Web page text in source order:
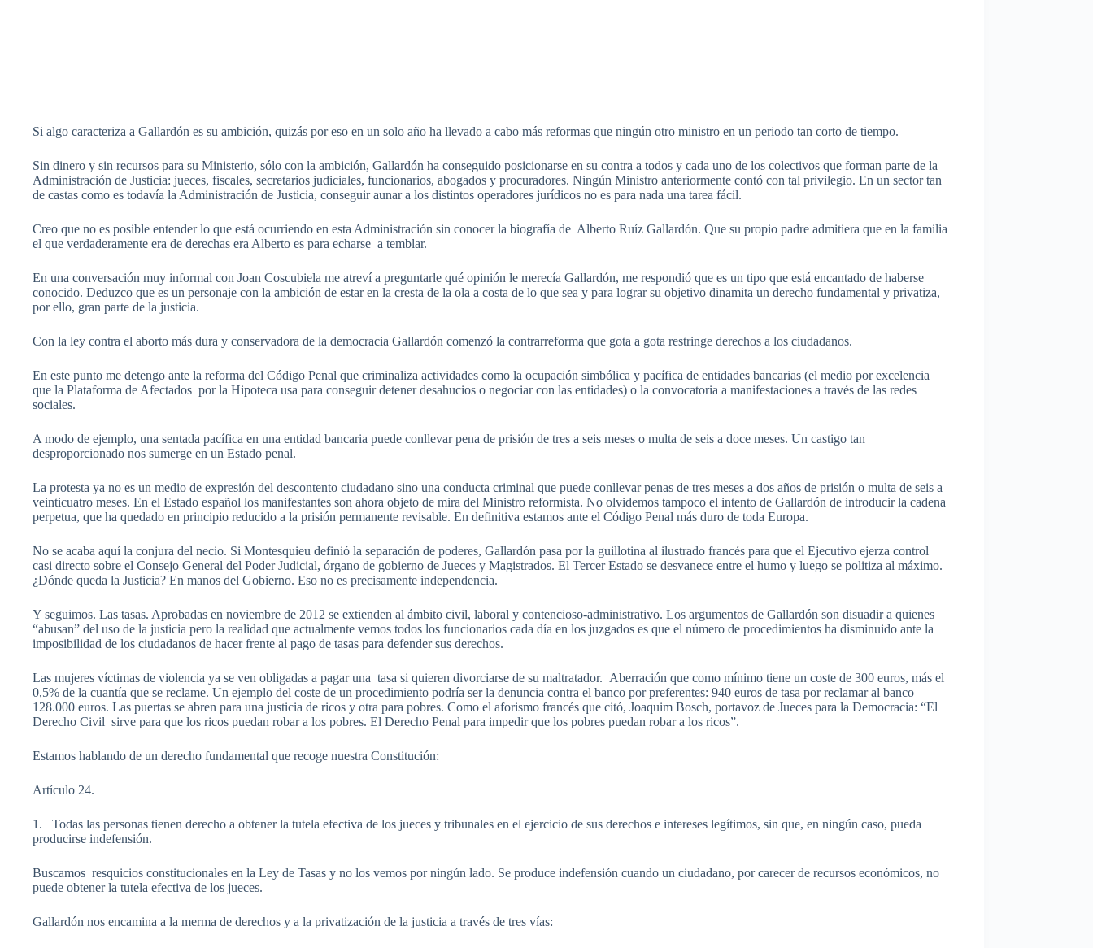
Si algo caracteriza a Gallardón es su ambición, quizás por eso en un solo año ha llevado a cabo más reformas que ningún otro ministro en un periodo tan corto de tiempo.
Sin dinero y sin recursos para su Ministerio, sólo con la ambición, Gallardón ha conseguido posicionarse en su contra a todos y cada uno de los colectivos que forman parte de la
Administración de Justicia: jueces, fiscales, secretarios judiciales, funcionarios, abogados y procuradores. Ningún Ministro anteriormente contó con tal privilegio. En un sector tan
de castas como es todavía la Administración de Justicia, conseguir aunar a los distintos operadores jurídicos no es para nada una tarea fácil.
Creo que no es posible entender lo que está ocurriendo en esta Administración sin conocer la biografía de Alberto Ruíz Gallardón. Que su propio padre admitiera que en la familia
el que verdaderamente era de derechas era Alberto es para echarse a temblar.
En una conversación muy informal con Joan Coscubiela me atreví a preguntarle qué opinión le merecía Gallardón, me respondió que es un tipo que está encantado de haberse
conocido. Deduzco que es un personaje con la ambición de estar en la cresta de la ola a costa de lo que sea y para lograr su objetivo dinamita un derecho fundamental y privatiza,
por ello, gran parte de la justicia.
Con la ley contra el aborto más dura y conservadora de la democracia Gallardón comenzó la contrarreforma que gota a gota restringe derechos a los ciudadanos.
En este punto me detengo ante la reforma del Código Penal que criminaliza actividades como la ocupación simbólica y pacífica de entidades bancarias (el medio por excelencia
que la Plataforma de Afectados por la Hipoteca usa para conseguir detener desahucios o negociar con las entidades) o la convocatoria a manifestaciones a través de las redes
sociales.
A modo de ejemplo, una sentada pacífica en una entidad bancaria puede conllevar pena de prisión de tres a seis meses o multa de seis a doce meses. Un castigo tan
desproporcionado nos sumerge en un Estado penal.
La protesta ya no es un medio de expresión del descontento ciudadano sino una conducta criminal que puede conllevar penas de tres meses a dos años de prisión o multa de seis a
veinticuatro meses. En el Estado español los manifestantes son ahora objeto de mira del Ministro reformista. No olvidemos tampoco el intento de Gallardón de introducir la cadena
perpetua, que ha quedado en principio reducido a la prisión permanente revisable. En definitiva estamos ante el Código Penal más duro de toda Europa.
No se acaba aquí la conjura del necio. Si Montesquieu definió la separación de poderes, Gallardón pasa por la guillotina al ilustrado francés para que el Ejecutivo ejerza control
casi directo sobre el Consejo General del Poder Judicial, órgano de gobierno de Jueces y Magistrados. El Tercer Estado se desvanece entre el humo y luego se politiza al máximo.
¿Dónde queda la Justicia? En manos del Gobierno. Eso no es precisamente independencia.
Y seguimos. Las tasas. Aprobadas en noviembre de 2012 se extienden al ámbito civil, laboral y contencioso-administrativo. Los argumentos de Gallardón son disuadir a quienes
“abusan” del uso de la justicia pero la realidad que actualmente vemos todos los funcionarios cada día en los juzgados es que el número de procedimientos ha disminuido ante la
imposibilidad de los ciudadanos de hacer frente al pago de tasas para defender sus derechos.
Las mujeres víctimas de violencia ya se ven obligadas a pagar una tasa si quieren divorciarse de su maltratador. Aberración que como mínimo tiene un coste de 300 euros, más el
0,5% de la cuantía que se reclame. Un ejemplo del coste de un procedimiento podría ser la denuncia contra el banco por preferentes: 940 euros de tasa por reclamar al banco
128.000 euros. Las puertas se abren para una justicia de ricos y otra para pobres. Como el aforismo francés que citó, Joaquim Bosch, portavoz de Jueces para la Democracia: “El
Derecho Civil sirve para que los ricos puedan robar a los pobres. El Derecho Penal para impedir que los pobres puedan robar a los ricos”.
Estamos hablando de un derecho fundamental que recoge nuestra Constitución:
Artículo 24.
1. Todas las personas tienen derecho a obtener la tutela efectiva de los jueces y tribunales en el ejercicio de sus derechos e intereses legítimos, sin que, en ningún caso, pueda
producirse indefensión.
Buscamos resquicios constitucionales en la Ley de Tasas y no los vemos por ningún lado. Se produce indefensión cuando un ciudadano, por carecer de recursos económicos, no
puede obtener la tutela efectiva de los jueces.
Gallardón nos encamina a la merma de derechos y a la privatización de la justicia a través de tres vías: